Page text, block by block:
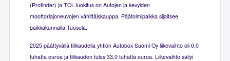
(Profinder) ja TOL-luokitus on Autojen ja kevyiden
moottoriajoneuvojen vähittäiskauppa. Päätoimipaikka sijaitsee
paikkakunnalla Tuusula.
2025 päättyvällä tilikaudella yhtiön Autobox Suomi Oy liikevaihto oli 0,0
tuhatta euroa ja tilikauden tulos 33,0 tuhatta euroa. Liikevaihto säilyi